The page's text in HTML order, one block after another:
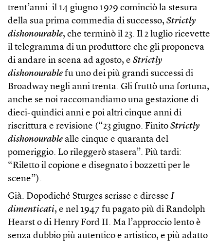
trent’anni: il 14 giugno 1929 cominciò la stesura
della sua prima commedia di successo, Strictly
dishonourable, che terminò il 23. Il 2 luglio ricevette
il telegramma di un produttore che gli proponeva
di andare in scena ad agosto, e Strictly
dishonourable fu uno dei più grandi successi di
Broadway negli anni trenta. Gli fruttò una fortuna,
anche se noi raccomandiamo una gestazione di
dieci-quindici anni e poi altri cinque anni di
riscrittura e revisione (“23 giugno. Finito Strictly
dishonourable alle cinque e quaranta del
pomeriggio. Lo rileggerò stasera”. Più tardi:
“Riletto il copione e disegnato i bozzetti per le
scene”).
Già. Dopodiché Sturges scrisse e diresse I
dimenticati, e nel 1947 fu pagato più di Randolph
Hearst o di Henry Ford II. Ma l’approccio lento è
senza dubbio più autentico e artistico, e più adatto